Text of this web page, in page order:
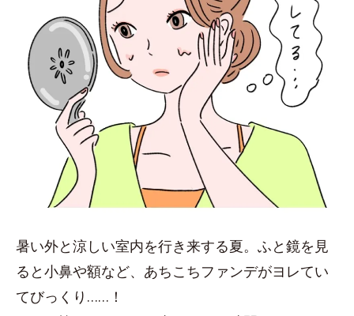
暑い外と涼しい室内を行き来する夏。ふと鏡を見
ると小鼻や額など、あちこちファンデがヨレてい
てびっくり……！